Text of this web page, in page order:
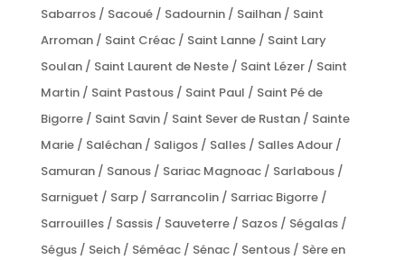
Sabarros / Sacoué / Sadournin / Sailhan / Saint
Arroman / Saint Créac / Saint Lanne / Saint Lary
Soulan / Saint Laurent de Neste / Saint Lézer / Saint
Martin / Saint Pastous / Saint Paul / Saint Pé de
Bigorre / Saint Savin / Saint Sever de Rustan / Sainte
Marie / Saléchan / Saligos / Salles / Salles Adour /
Samuran / Sanous / Sariac Magnoac / Sarlabous /
Sarniguet / Sarp / Sarrancolin / Sarriac Bigorre /
Sarrouilles / Sassis / Sauveterre / Sazos / Ségalas /
Ségus / Seich / Séméac / Sénac / Sentous / Sère en